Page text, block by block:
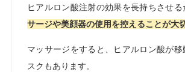
ヒアルロン酸注射の効果を長持ちさせる
サージや美顔器の使用を控えることが大
マッサージをすると、ヒアルロン酸が移
スクもあります。